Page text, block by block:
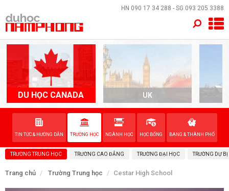
HN 090 17 34 288 - SG 093 205 3388
DU HỌC CANADA UK
TIN TỨC & HƯỚNG DẪN TRƯỜNG HỌC NGÀNH HỌC HỌC BỔNG BANG & THÀNH PHỐ
TRƯỜNG TRUNG HỌC TRƯỜNG CAO ĐẲNG TRƯỜNG ĐẠI HỌC TRƯỜNG DỰ BỊ
Trang chủ Trường Trung học Cestar High School
×
TRANG CHỦ
QUỐC GIA
EVENTS
DỊCH VỤ
VỀ NAM PHONG